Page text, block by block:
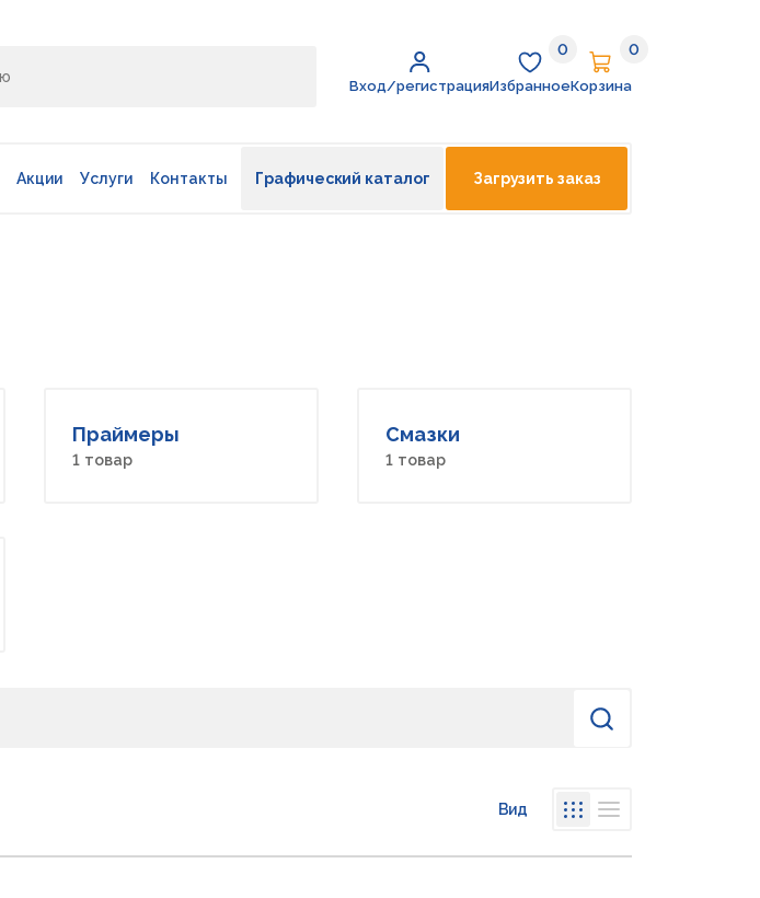
Вход/регистрация
Избранное
0
Избранное
Корзина
0
Корзина
Акции Услуги Контакты Графический каталог Загрузить заказ
Праймеры
1 товар
Смазки
1 товар
Найти
Вид